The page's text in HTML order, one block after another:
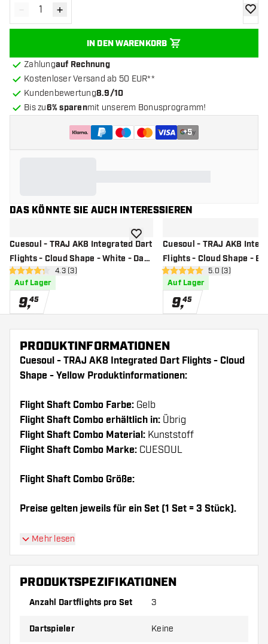
Menge verringern
- Menge erhöhen
+
IN DEN WARENKORB
Zur
Zahlungauf Rechnung
Kostenloser Versand ab 50 EUR**
Kundenbewertung8.9/10
Bis zu6% sparenmit unserem Bonusprogramm!
+5
DAS KÖNNTE SIE AUCH INTERESSIEREN
Cuesoul - TRAJ AK8 Integrated Dart
Flights - Cloud Shape - White - Dart
Flights Bewertungsbereich öffnen
4.3 Bewertungssterne
4.3 (3)
Auf Lager
9,45
Zur Wunschliste hinzufügen
Cuesoul - TRAJ AK8
Flights - Cloud Shape -
Flights
5 Bewertungssterne
5.0 (3)
Auf Lager
9,45
PRODUKTINFORMATIONEN
Cuesoul - TRAJ AK8 Integrated Dart Flights - Cloud
Shape - Yellow Produktinformationen:
Flight Shaft Combo Farbe: Gelb
Flight Shaft Combo erhältlich in: Übrig
Flight Shaft Combo Material: Kunststoff
Flight Shaft Combo Marke: CUESOUL
Flight Shaft Combo Größe:
Preise gelten jeweils für ein Set (1 Set = 3 Stück).
Dartshopper Tipp!
Shafts. Diese können sich durch Gebrauch
abnutzen oder brechen.
Probieren Sie eine andere Form, ein anderes
Mehr lesen
PRODUKTSPEZIFIKATIONEN
Anzahl Dartflights pro Set 3
Dartspieler Keine